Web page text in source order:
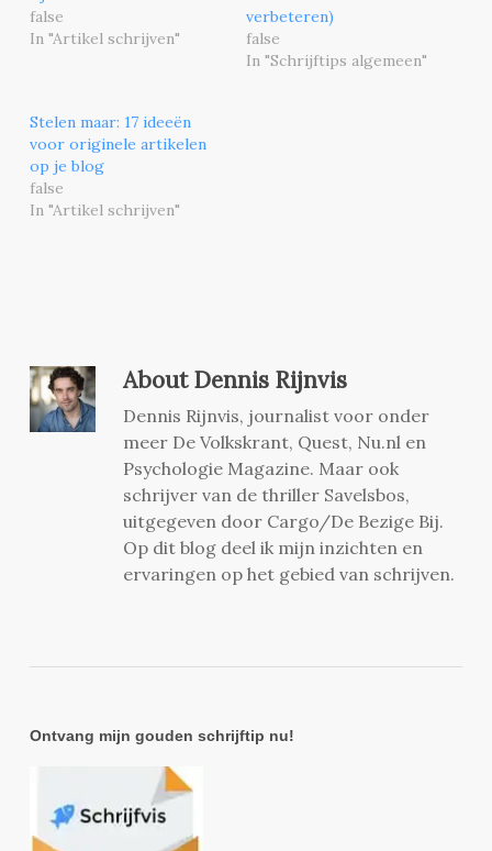
false
In "Artikel schrijven"
verbeteren)
false
In "Schrijftips algemeen"
Stelen maar: 17 ideeën
voor originele artikelen
op je blog
false
In "Artikel schrijven"
AboutDennis Rijnvis
Dennis Rijnvis, journalist voor onder
meer De Volkskrant, Quest, Nu.nl en
Psychologie Magazine. Maar ook
schrijver van de thriller Savelsbos,
uitgegeven door Cargo/De Bezige Bij.
Op dit blog deel ik mijn inzichten en
ervaringen op het gebied van schrijven.
Ontvang mijn gouden schrijftip nu!